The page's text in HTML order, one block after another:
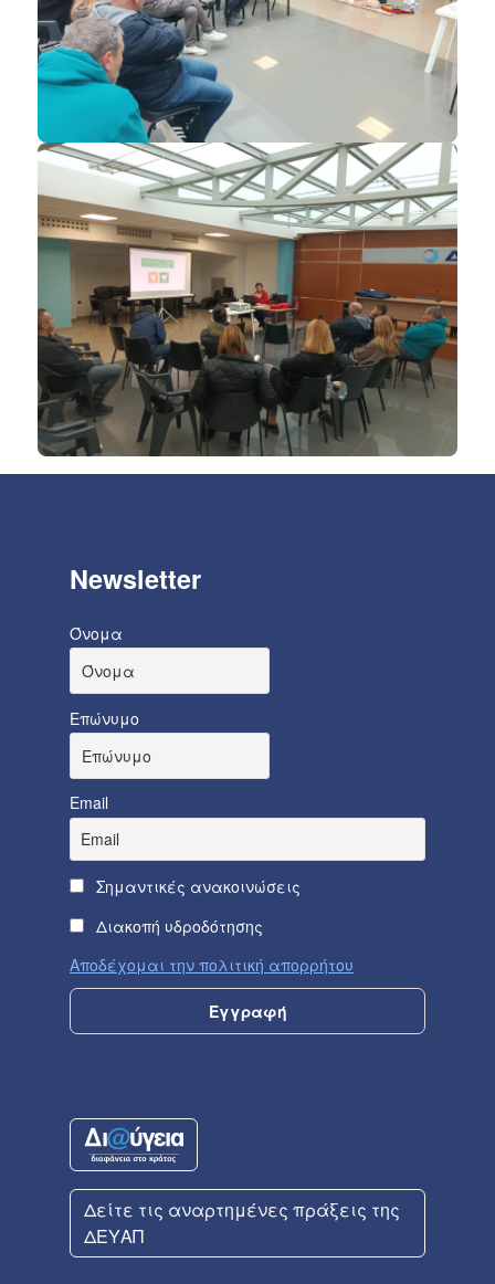
Newsletter
Όνομα
Επώνυμο
Email
Σημαντικές ανακοινώσεις
Διακοπή υδροδότησης
Αποδέχομαι την πολιτική απορρήτου
Δείτε τις αναρτημένες πράξεις της
ΔΕΥΑΠ